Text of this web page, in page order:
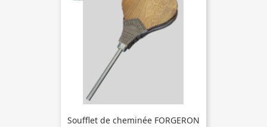
Soufflet de cheminée FORGERON